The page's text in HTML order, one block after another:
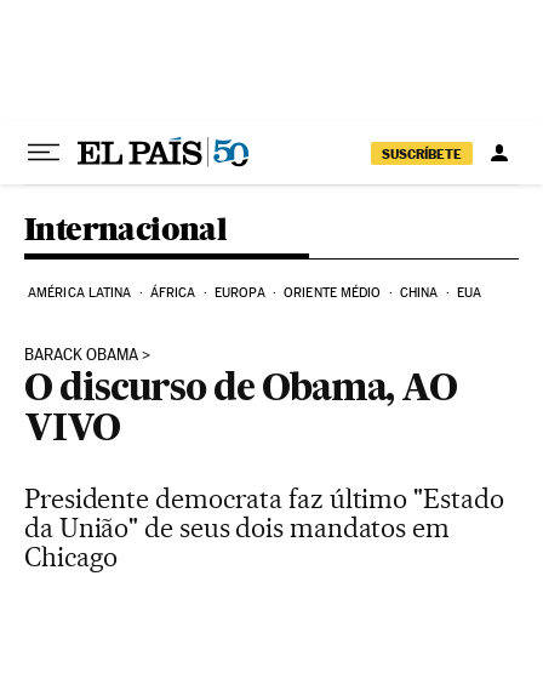
SUSCRÍBETE
Internacional
AMÉRICA LATINA ÁFRICA EUROPA ORIENTE MÉDIO CHINA EUA
BARACK OBAMA
O discurso de Obama, AO
VIVO
Presidente democrata faz último "Estado
da União" de seus dois mandatos em
Chicago